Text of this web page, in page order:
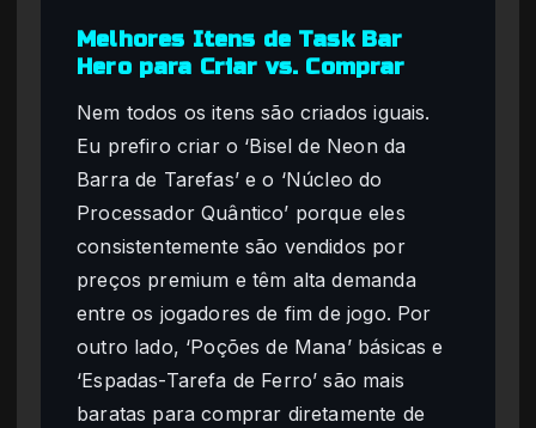
Melhores Itens de Task Bar
Hero para Criar vs. Comprar
Nem todos os itens são criados iguais.
Eu prefiro criar o ‘Bisel de Neon da
Barra de Tarefas’ e o ‘Núcleo do
Processador Quântico’ porque eles
consistentemente são vendidos por
preços premium e têm alta demanda
entre os jogadores de fim de jogo. Por
outro lado, ‘Poções de Mana’ básicas e
‘Espadas-Tarefa de Ferro’ são mais
baratas para comprar diretamente de